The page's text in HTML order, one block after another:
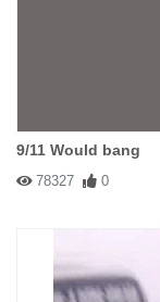
9/11 Would bang
78327 0